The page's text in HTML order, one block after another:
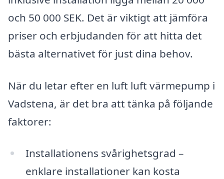
och 50 000 SEK. Det är viktigt att jämföra
priser och erbjudanden för att hitta det
bästa alternativet för just dina behov.
När du letar efter en luft luft värmepump i
Vadstena, är det bra att tänka på följande
faktorer:
Installationens svårighetsgrad –
enklare installationer kan kosta